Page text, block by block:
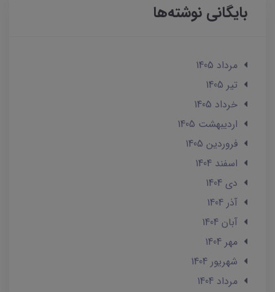
بایگانی نوشته‌ها
مرداد 1405
تير 1405
خرداد 1405
ارديبهشت 1405
فروردین 1405
اسفند 1404
دی 1404
آذر 1404
آبان 1404
مهر 1404
شهریور 1404
مرداد 1404